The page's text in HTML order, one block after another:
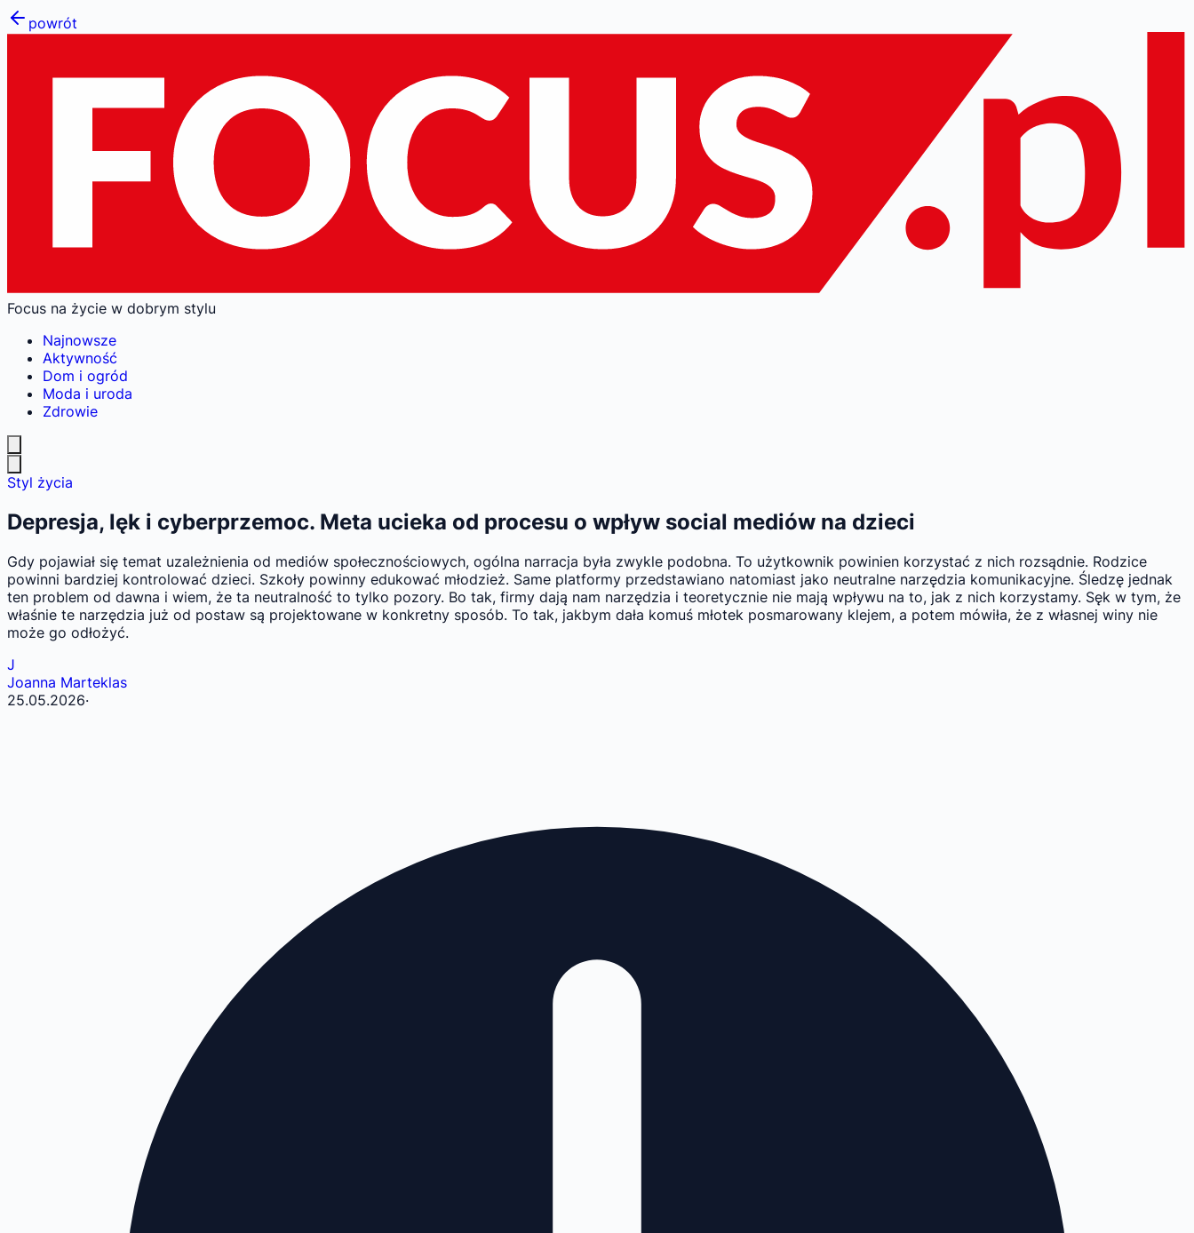
powrót
Focus na życie w dobrym stylu
Najnowsze
Aktywność
Dom i ogród
Moda i uroda
Zdrowie
Styl życia
Depresja, lęk i cyberprzemoc. Meta ucieka od procesu o wpływ social mediów na dzieci
Gdy pojawiał się temat uzależnienia od mediów społecznościowych, ogólna narracja była zwykle podobna. To użytkownik powinien korzystać z nich rozsądnie. Rodzice
powinni bardziej kontrolować dzieci. Szkoły powinny edukować młodzież. Same platformy przedstawiano natomiast jako neutralne narzędzia komunikacyjne. Śledzę jednak
ten problem od dawna i wiem, że ta neutralność to tylko pozory. Bo tak, firmy dają nam narzędzia i teoretycznie nie mają wpływu na to, jak z nich korzystamy. Sęk w tym, że
właśnie te narzędzia już od postaw są projektowane w konkretny sposób. To tak, jakbym dała komuś młotek posmarowany klejem, a potem mówiła, że z własnej winy nie
może go odłożyć.
J
Joanna Marteklas
25.05.2026·